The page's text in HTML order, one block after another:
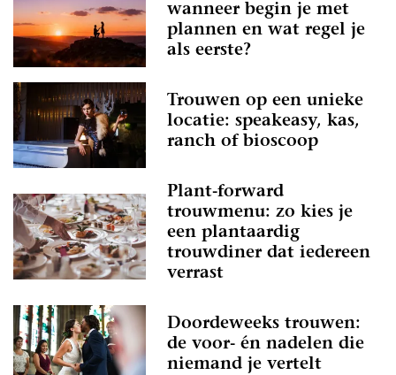
wanneer begin je met
plannen en wat regel je
als eerste?
Trouwen op een unieke
locatie: speakeasy, kas,
ranch of bioscoop
Plant-forward
trouwmenu: zo kies je
een plantaardig
trouwdiner dat iedereen
verrast
Doordeweeks trouwen:
de voor- én nadelen die
niemand je vertelt